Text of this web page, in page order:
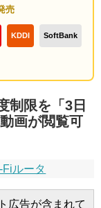
売
KDDI SoftBank
制限を「3日
画が閲覧可
ルータ
広告が含まれて